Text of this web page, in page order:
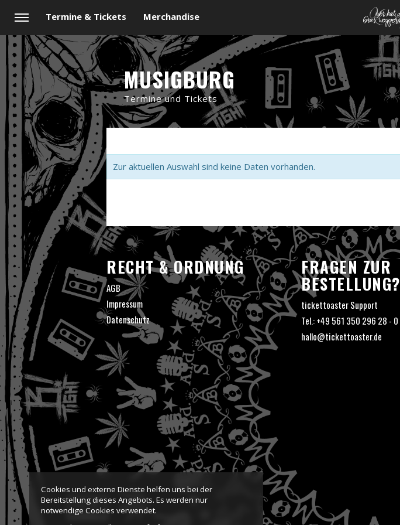
Termine & Tickets Merchandise
MUSIGBURG
Termine und Tickets
Zur aktuellen Auswahl sind keine Daten vorhanden.
RECHT & ORDNUNG
AGB
Impressum
Datenschutz
FRAGEN ZUR
BESTELLUNG?
tickettoaster Support
Tel.: +49 561 350 296 28 - 0
hallo@tickettoaster.de
Cookies und externe Dienste helfen uns bei der
Bereitstellung dieses Angebots. Es werden nur
notwendige Cookies verwendet.